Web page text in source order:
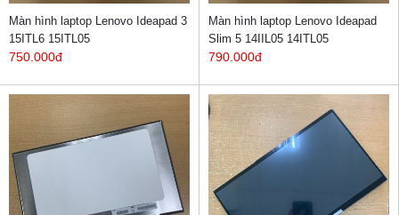
Màn hình laptop Lenovo Ideapad 3
15ITL6 15ITL05
750.000đ
Màn hình laptop Lenovo Ideapad
Slim 5 14IIL05 14ITL05
790.000đ